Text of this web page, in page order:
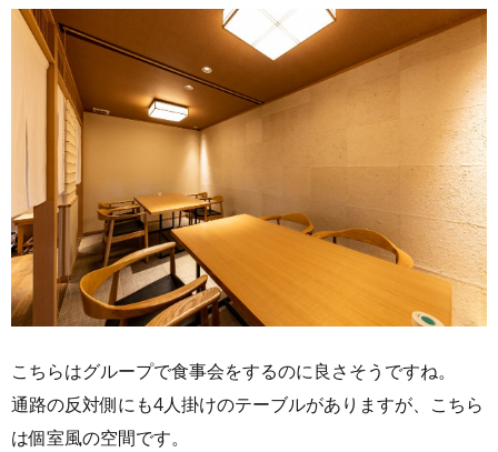
こちらはグループで食事会をするのに良さそうですね。
通路の反対側にも4人掛けのテーブルがありますが、こちら
は個室風の空間です。